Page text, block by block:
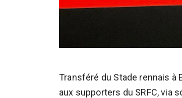
Transféré du Stade rennais à
aux supporters du SRFC, via